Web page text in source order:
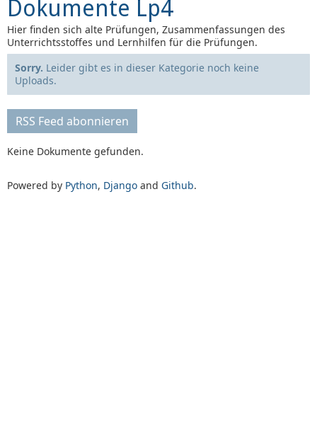
Dokumente Lp4
Hier finden sich alte Prüfungen, Zusammenfassungen des
Unterrichtsstoffes und Lernhilfen für die Prüfungen.
Sorry. Leider gibt es in dieser Kategorie noch keine
Uploads.
RSS Feed abonnieren
Keine Dokumente gefunden.
Powered by Python, Django and Github.